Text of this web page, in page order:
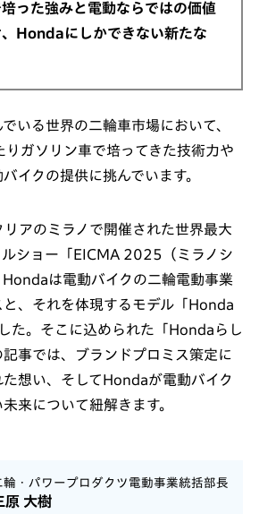
った強みと電動ならではの価値
Hondaにしかできない新たな
いる世界の二輪車市場において、
ガソリン車で培ってきた技術力や
イクの提供に挑んでいます。
アのミラノで開催された世界最大
ルショー「EICMA 2025（ミラノシ
Hondaは電動バイクの二輪電動事業
、それを体現するモデル「Honda
た。そこに込められた「Hondaらし
事では、ブランドプロミス策定に
想い、そしてHondaが電動バイク
来について紐解きます。
輪・パワープロダクツ電動事業統括部長
原 大樹